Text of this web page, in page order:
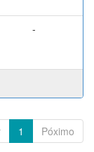
-
1 Póximo